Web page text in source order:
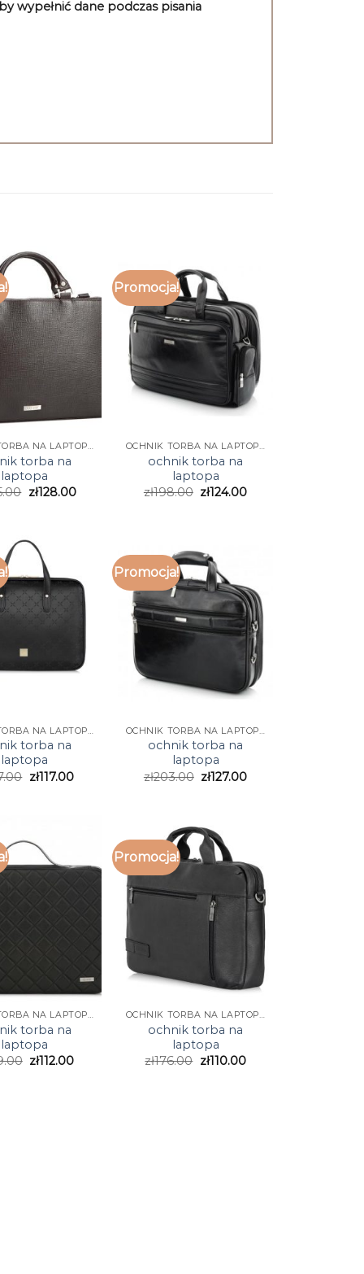
wypełnić dane podczas pisania
OCHNIK TORBA NA LAPTOPA
torba na
laptopa
zł128.00
Promocja!
OCHNIK TORBA NA LAPTOPA
ochnik torba na
laptopa
zł198.00 zł124.00
torba na
laptopa
zł117.00
Promocja!
ochnik torba na
laptopa
zł203.00 zł127.00
OCHNIK TORBA NA LAPTOPA
torba na
laptopa
zł112.00
Promocja!
OCHNIK TORBA NA LAPTOPA
ochnik torba na
laptopa
zł176.00 zł110.00